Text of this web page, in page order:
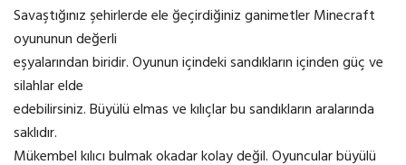
Savaştığınız şehirlerde ele ğeçirdiğiniz ganimetler Minecraft
oyununun değerli
eşyalarından biridir. Oyunun içindeki sandıkların içinden güç ve
silahlar elde
edebilirsiniz. Büyülü elmas ve kılıçlar bu sandıkların aralarında
saklıdır.
Mükembel kılıcı bulmak okadar kolay değil. Oyuncular büyülü